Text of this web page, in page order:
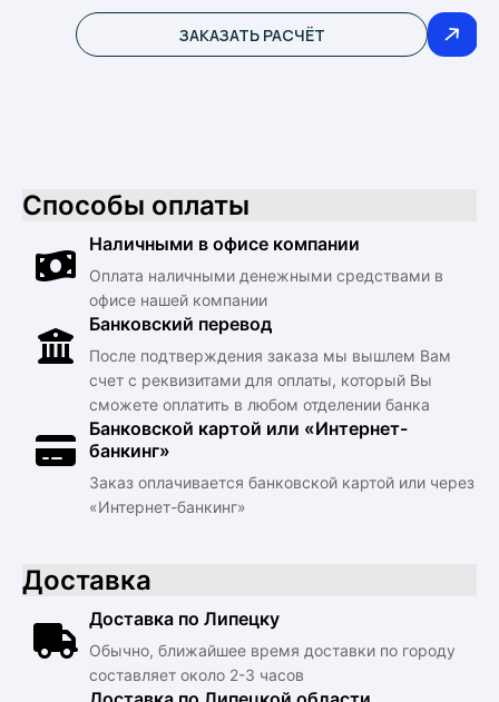
ЗАКАЗАТЬ РАСЧЁТ
Способы оплаты
Наличными в офисе компании
Оплата наличными денежными средствами в
офисе нашей компании
Банковский перевод
После подтверждения заказа мы вышлем Вам
счет с реквизитами для оплаты, который Вы
сможете оплатить в любом отделении банка
Банковской картой или «Интернет-
банкинг»
Заказ оплачивается банковской картой или через
«Интернет-банкинг»
Доставка
Доставка по Липецку
Обычно, ближайшее время доставки по городу
составляет около 2-3 часов